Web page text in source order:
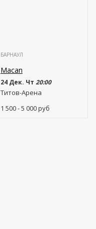
БАРНАУЛ
Macan
24 Дек. Чт 20:00
Титов-Арена
1 500 - 5 000руб